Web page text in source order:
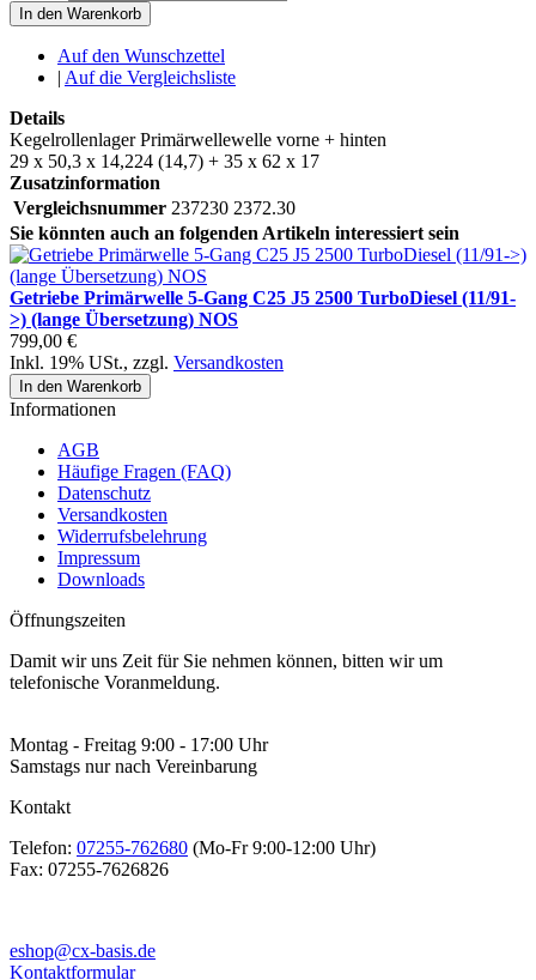
In den Warenkorb
Auf den Wunschzettel
| Auf die Vergleichsliste
Details
Kegelrollenlager Primärwellewelle vorne + hinten
29 x 50,3 x 14,224 (14,7) + 35 x 62 x 17
Zusatzinformation
Vergleichsnummer 237230 2372.30
Sie könnten auch an folgenden Artikeln interessiert sein
Getriebe Primärwelle 5-Gang C25 J5 2500 TurboDiesel (11/91-
>) (lange Übersetzung) NOS
799,00 €
Inkl. 19% USt., zzgl. Versandkosten
In den Warenkorb
Informationen
AGB
Häufige Fragen (FAQ)
Datenschutz
Versandkosten
Widerrufsbelehrung
Impressum
Downloads
Öffnungszeiten
Damit wir uns Zeit für Sie nehmen können, bitten wir um
telefonische Voranmeldung.
Montag - Freitag 9:00 - 17:00 Uhr
Samstags nur nach Vereinbarung
Kontakt
Telefon: 07255-762680 (Mo-Fr 9:00-12:00 Uhr)
Fax: 07255-7626826
eshop@cx-basis.de
Kontaktformular